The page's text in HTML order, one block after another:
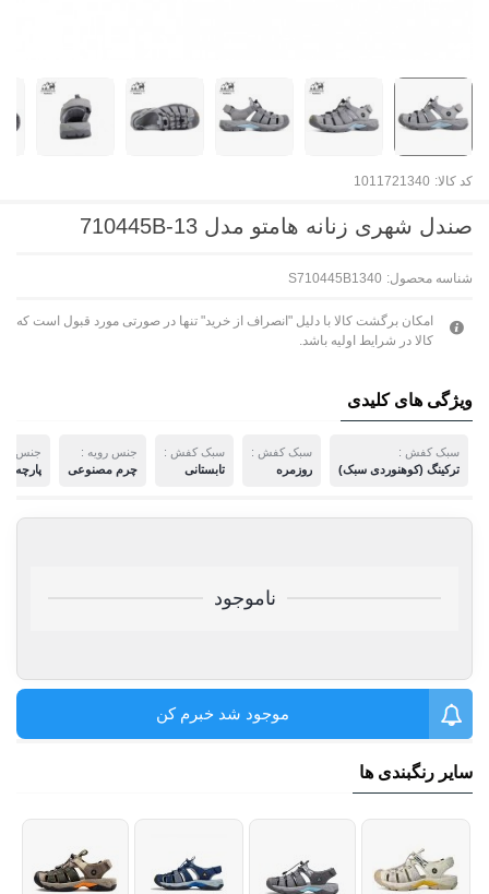
کد کالا: 1011721340
صندل شهری زنانه هامتو مدل 710445B-13
شناسه محصول: S710445B1340
امکان برگشت کالا با دلیل "انصراف از خرید" تنها در صورتی مورد قبول است که
کالا در شرایط اولیه باشد.
ویژگی های کلیدی
سبک کفش :
ترکینگ (کوهنوردی سبک)
سبک کفش :
روزمره
سبک کفش :
تابستانی
جنس رویه :
چرم مصنوعی
جنس
پارچه
ناموجود
موجود شد خبرم کن
سایر رنگبندی ها